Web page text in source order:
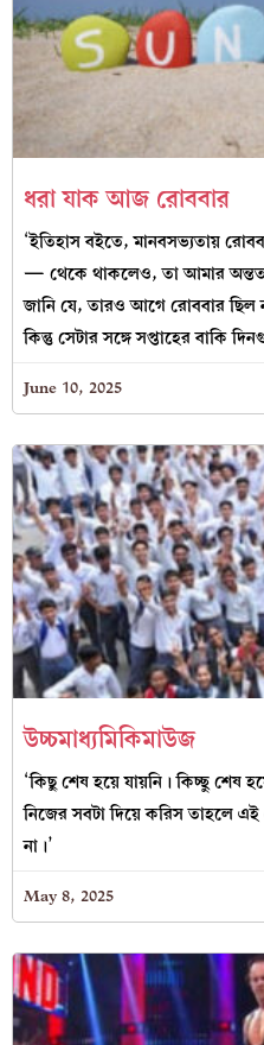
ধরা যাক আজ রোববার
‘ইতিহাস বইতে, মানবসভ্যতায়
— থেকে থাকলেও, তা আমার অন্তত
জানি যে, তারও আগে রোববার ছিল
কিন্তু সেটার সঙ্গে সপ্তাহের বাকি
June 10, 2025
উচ্চমাধ্যমিকিমাউজ
‘কিছু শেষ হয়ে যায়নি। কিচ্ছু শেষ
নিজের সবটা দিয়ে করিস তাহলে
না।’
May 8, 2025